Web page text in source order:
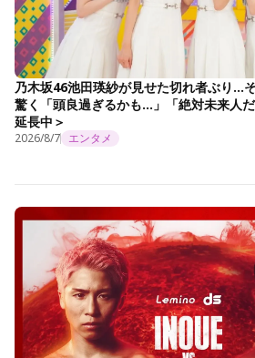
乃木坂46池田瑛紗が見せた切れ者ぶり…
驚く「頭良過ぎるかも…」「絶対未来人
延長中＞
2026/8/7 エンタメ